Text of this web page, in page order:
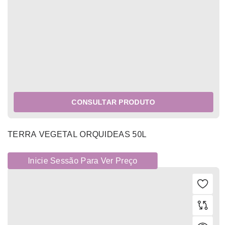
CONSULTAR PRODUTO
TERRA VEGETAL ORQUIDEAS 50L
Inicie Sessão Para Ver Preço